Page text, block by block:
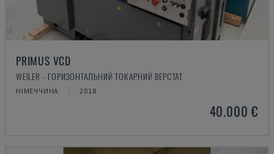
PRIMUS VCD
WEILER - ГОРИЗОНТАЛЬНИЙ ТОКАРНИЙ ВЕРСТАТ
НІМЕЧЧИНА 2018
40.000 €